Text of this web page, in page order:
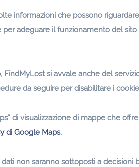
informazioni che possono
adeguare il funzionamento del
si avvale anche del
da seguire per disabilitare i
di visualizzazione di mappe che
di Google Maps.
non saranno sottoposti a